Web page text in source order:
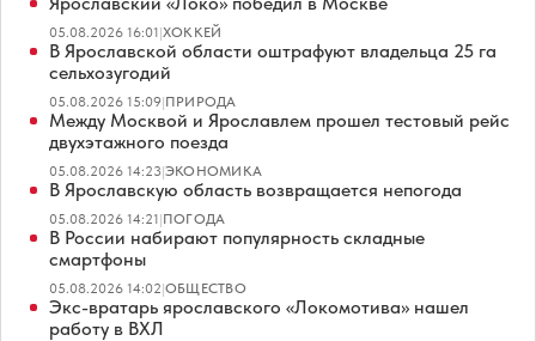
05.08.2026 16:01|ХОККЕЙ
В Ярославской области оштрафуют владельца 25 га
сельхозугодий
05.08.2026 15:09|ПРИРОДА
Между Москвой и Ярославлем прошел тестовый рейс
двухэтажного поезда
05.08.2026 14:23|ЭКОНОМИКА
В Ярославскую область возвращается непогода
05.08.2026 14:21|ПОГОДА
В России набирают популярность складные
смартфоны
05.08.2026 14:02|ОБЩЕСТВО
Экс-вратарь ярославского «Локомотива» нашел
работу в ВХЛ